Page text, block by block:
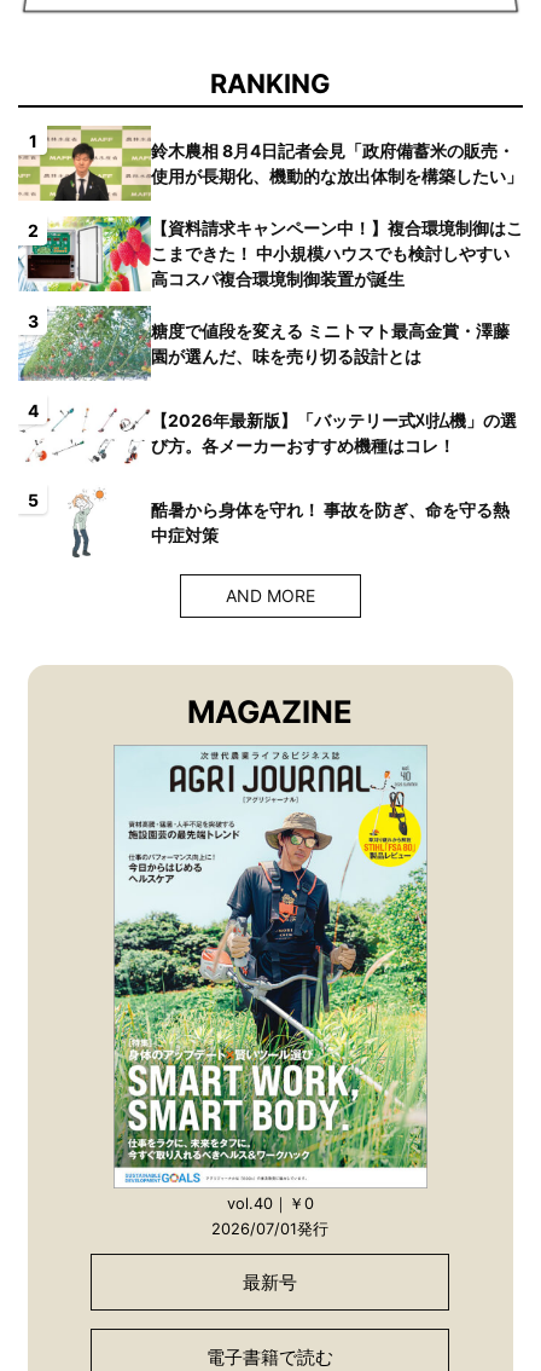
RANKING
1
鈴木農相 8月4日記者会見「政府備蓄米の販売・
使用が長期化、機動的な放出体制を構築したい」
2
【資料請求キャンペーン中！】複合環境制御はこ
こまできた！ 中小規模ハウスでも検討しやすい
高コスパ複合環境制御装置が誕生
3
糖度で値段を変える ミニトマト最高金賞・澤藤
園が選んだ、味を売り切る設計とは
4
【2026年最新版】「バッテリー式刈払機」の選
び方。各メーカーおすすめ機種はコレ！
5
酷暑から身体を守れ！ 事故を防ぎ、命を守る熱
中症対策
AND MORE
MAGAZINE
vol.40｜￥0
2026/07/01発行
最新号
電子書籍で読む